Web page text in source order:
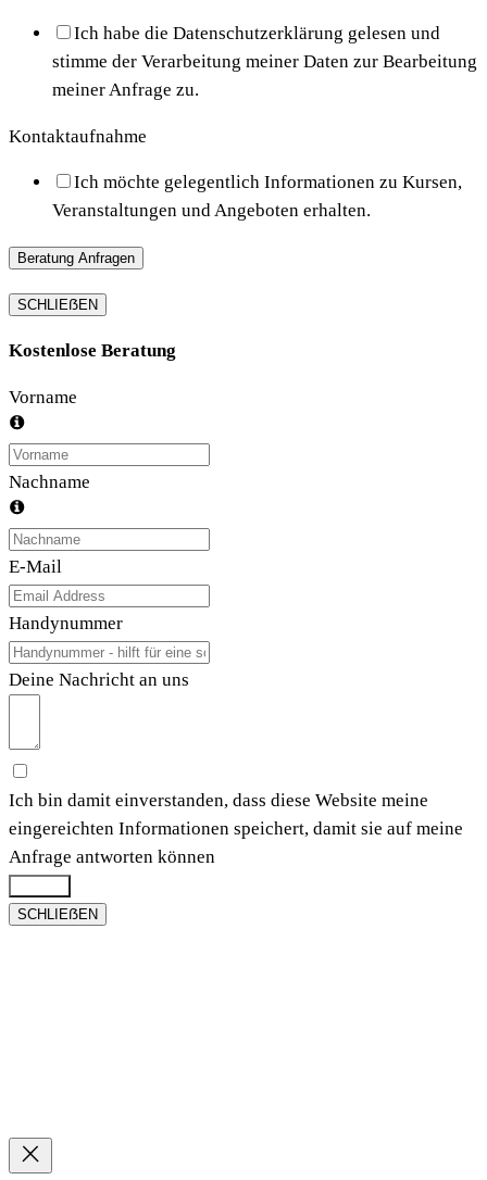
Ich habe die Datenschutzerklärung gelesen und
stimme der Verarbeitung meiner Daten zur Bearbeitung
meiner Anfrage zu.
Kontaktaufnahme
Ich möchte gelegentlich Informationen zu Kursen,
Veranstaltungen und Angeboten erhalten.
Beratung Anfragen
SCHLIEẞEN
Kostenlose Beratung
Vorname
Nachname
E-Mail
Handynummer
Deine Nachricht an uns
Ich bin damit einverstanden, dass diese Website meine
eingereichten Informationen speichert, damit sie auf meine
Anfrage antworten können
SCHLIEẞEN